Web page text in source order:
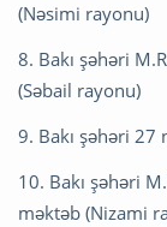
(Nəsimi rayonu)
8. Bakı şəhəri
(Səbail rayonu)
9. Bakı şəhəri
10. Bakı şəhəri
məktəb (Nizami